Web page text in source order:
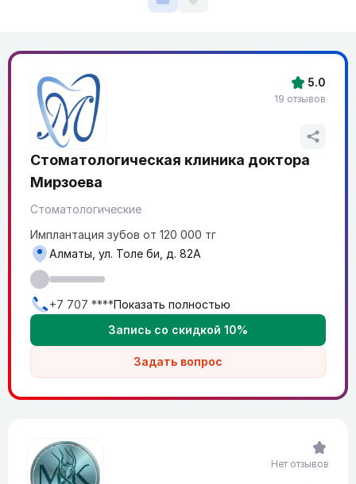
Стоматологическая клиника доктора
Мирзоева
Стоматологические
Имплантация зубов от 120 000 тг
Запись со скидкой 10%
Задать вопрос
Алматы, ул. Толе би, д. 82A
+7 707 ****Показать полностью
5.0
19 отзывов
Нет отзывов